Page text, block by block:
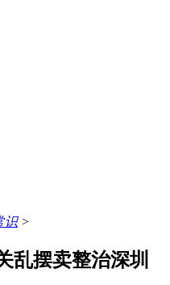
识>
乱摆卖整治深圳